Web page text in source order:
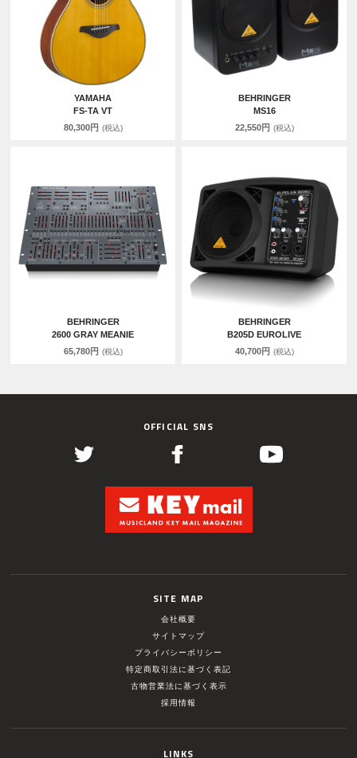
YAMAHA
FS-TA VT
80,300円 (税込)
BEHRINGER
MS16
22,550円 (税込)
BEHRINGER
2600 GRAY MEANIE
65,780円 (税込)
BEHRINGER
B205D EUROLIVE
40,700円 (税込)
OFFICIAL SNS
SITE MAP
会社概要
サイトマップ
プライバシーポリシー
特定商取引法に基づく表記
古物営業法に基づく表示
採用情報
LINKS